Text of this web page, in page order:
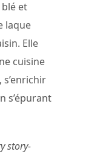
et
laque
Elle
cuisine
s’épurant
story-